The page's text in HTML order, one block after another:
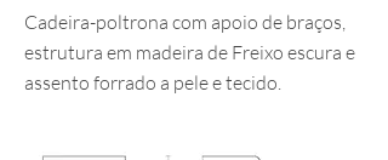
Cadeira-poltrona com apoio de braços,
estrutura em madeira de Freixo escura e
assento forrado a pele e tecido.